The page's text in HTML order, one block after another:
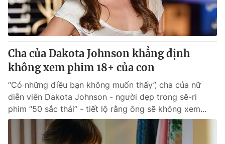
VTV4 Vươn mình bằng AI
VTV9
Liên hệ tòa soạn
THỜI BÁO VTV
Cha của Dakota Johnson khẳng định
không xem phim 18+ của con
“Có những điều bạn không muốn thấy”, cha của nữ
diễn viên Dakota Johnson - người đẹp trong sê-ri
phim “50 sắc thái” - tiết lộ rằng ông sẽ không xem...